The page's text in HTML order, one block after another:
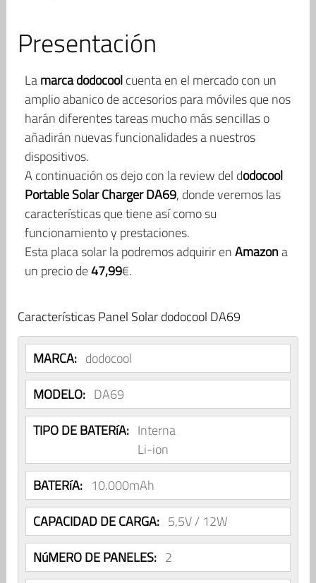
Presentación
Lamarca dodocoolcuenta en el mercado con un
amplio abanico de accesorios para móviles que nos
harán diferentes tareas mucho más sencillas o
añadirán nuevas funcionalidades a nuestros
dispositivos.
A continuación os dejo con la review del dodocool
Portable Solar Charger DA69, donde veremos las
características que tiene así como su
funcionamiento y prestaciones.
Esta placa solar la podremos adquirir enAmazona
un precio de47,99€.
Características Panel Solar dodocool DA69
MARCA: dodocool
MODELO: DA69
TIPO DE BATERíA: Interna
Li-ion
BATERíA: 10.000mAh
CAPACIDAD DE CARGA: 5,5V / 12W
NúMERO DE PANELES: 2